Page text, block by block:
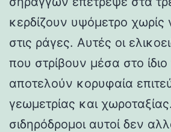
κερδίζουν υψόμετρο χωρίς
στις ράγες. Αυτές οι
που στρίβουν μέσα στο
αποτελούν κορυφαία
γεωμετρίας και
σιδηρόδρομοι αυτοί δεν